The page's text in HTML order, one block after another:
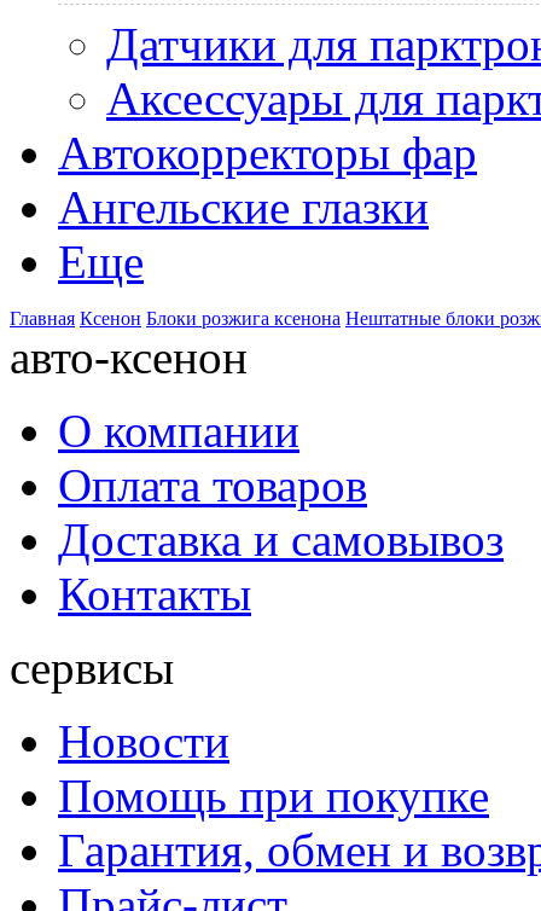
Датчики для
Аксессуары для
Автокорректоры фар
Ангельские глазки
Еще
Главная Ксенон Блоки розжига ксенона Нештатные блоки
авто-ксенон
О компании
Оплата товаров
Доставка и самовывоз
Контакты
сервисы
Новости
Помощь при покупке
Гарантия, обмен и